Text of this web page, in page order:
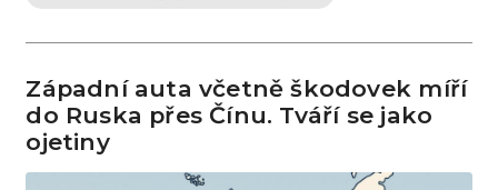
Západní auta včetně škodovek míří
do Ruska přes Čínu. Tváří se jako
ojetiny